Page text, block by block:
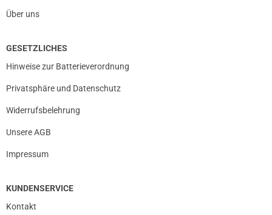
31.01.2019 — via
Super Geschmack.Alles Top
31.01.2019 — via
Über uns
GESETZLICHES
Hinweise zur Batterieverordnung
Privatsphäre und Datenschutz
Widerrufsbelehrung
Unsere AGB
Impressum
KUNDENSERVICE
Kontakt